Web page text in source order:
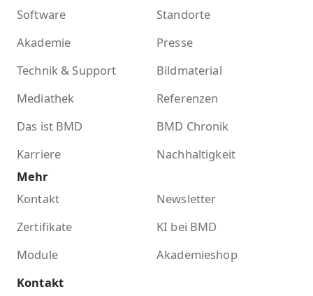
Software
Akademie
Technik & Support
Mediathek
Das ist BMD
Karriere
Standorte
Presse
Bildmaterial
Referenzen
BMD Chronik
Nachhaltigkeit
Mehr
Kontakt
Newsletter
Zertifikate
KI bei BMD
Module
Akademieshop
Kontakt